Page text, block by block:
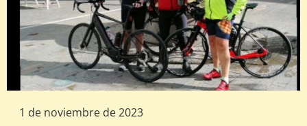
1 de noviembre de 2023